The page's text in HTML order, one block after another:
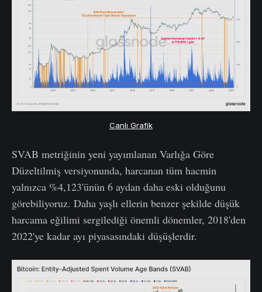
Canlı Grafik
SVAB metriğinin yeni yayımlanan Varlığa Göre
Düzeltilmiş versiyonunda, harcanan tüm hacmin
yalnızca %4,123'ünün 6 aydan daha eski olduğunu
görebiliyoruz. Daha yaşlı ellerin benzer şekilde düşük
harcama eğilimi sergilediği önemli dönemler, 2018'den
2022'ye kadar ayı piyasasındaki düşüşlerdir.